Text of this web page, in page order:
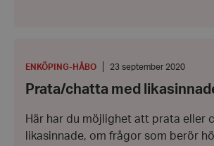
likasinnade
PLATS:
ENKÖPING-HÅBO
Datum:
september
23 september 2020
Prata/chatta med
Här har du möjlighet att prata eller
likasinnade, om frågor som berör